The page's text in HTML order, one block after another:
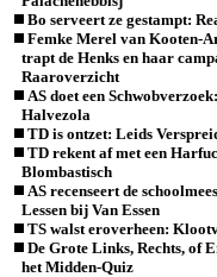
Bo serveert ze gestampt:
Femke Merel van Kooten-
trapt de Henks en haar
Raaroverzicht
AS doet een Schwobverzoek:
Halvezola
TD is ontzet: Leids
TD rekent af met een
Blombastisch
AS recenseert de
Lessen bij Van Essen
TS walst eroverheen:
De Grote Links, Rechts, of
het Midden-Quiz